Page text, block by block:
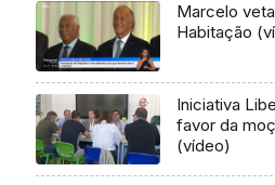
Marcelo
Habitação
Iniciativa
favor da
(vídeo)